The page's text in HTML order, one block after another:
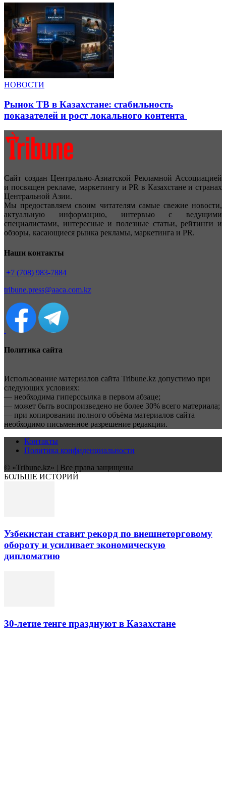
НОВОСТИ
Рынок ТВ в Казахстане: стабильность
показателей и рост локального контента
Сайт создан Центрально-Азиатской Рекламной Ассоциацией
и посвящен рекламе, маркетингу и PR в Казахстане и странах
Центральной Азии.
Мы предоставляем своим читателям самые свежие новости,
актуальную информацию, интервью с ведущими
специалистами, интересные и полезные статьи, рейтинги и
обзоры, касающиеся рынка рекламы, маркетинга и PR.
Наши контакты
+7 (708) 983-7884
tribune.press@aaca.com.kz
Политика сайта
Использование материалов сайта Tribune.kz допустимо при
следующих условиях:
— необходима гиперссылка в первом абзаце;
— может быть воспроизведено не более 30% всего материала;
— при копировании полного объёма материалов сайта
необходимо письменное разрешение редакции.
Контакты
Политика конфиденциальности
© «Tribune.kz» | Все права защищены
БОЛЬШЕ ИСТОРИЙ
Узбекистан ставит рекорд по внешнеторговому
обороту и усиливает экономическую
дипломатию
30-летие тенге празднуют в Казахстане